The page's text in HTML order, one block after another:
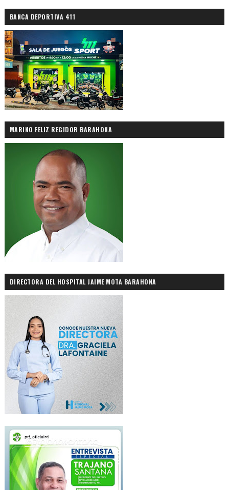
BANCA DEPORTIVA 411
MARINO FELIZ REGIDOR BARAHONA
DIRECTORA DEL HOSPITAL JAIME MOTA BARAHONA